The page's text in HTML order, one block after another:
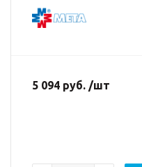
5 094 руб. /шт